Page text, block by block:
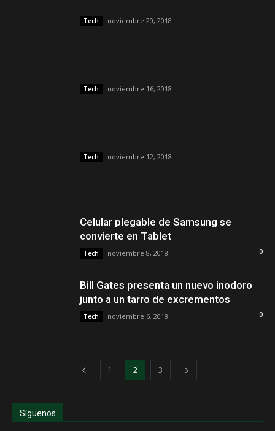
Tech noviembre 20, 2018
Tech noviembre 16, 2018
Tech noviembre 12, 2018
Celular plegable de Samsung se
convierte en Tablet
Tech noviembre 8, 2018 0
Bill Gates presenta un nuevo inodoro
junto a un tarro de excrementos
Tech noviembre 6, 2018 0
1 2 3
Síguenos